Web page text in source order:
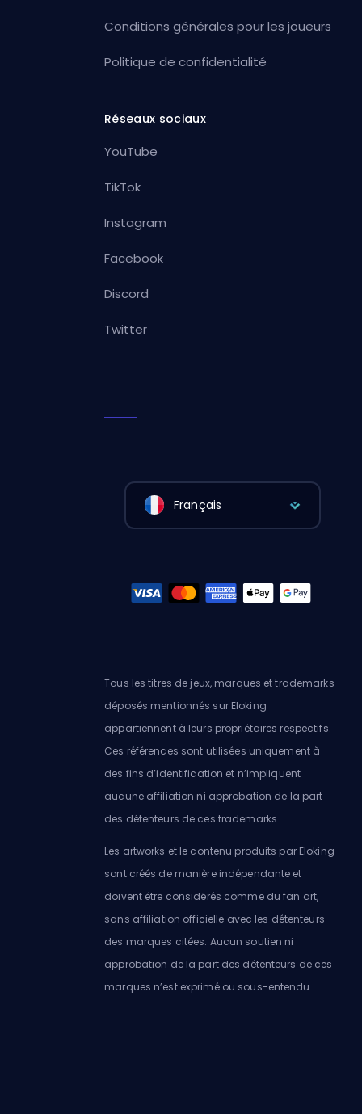
Conditions générales pour les joueurs
Politique de confidentialité
Réseaux sociaux
YouTube
TikTok
Instagram
Facebook
Discord
Twitter
Français
Tous les titres de jeux, marques et trademarks
déposés mentionnés sur Eloking
appartiennent à leurs propriétaires respectifs.
Ces références sont utilisées uniquement à
des fins d’identification et n’impliquent
aucune affiliation ni approbation de la part
des détenteurs de ces trademarks.
Les artworks et le contenu produits par Eloking
sont créés de manière indépendante et
doivent être considérés comme du fan art,
sans affiliation officielle avec les détenteurs
des marques citées. Aucun soutien ni
approbation de la part des détenteurs de ces
marques n’est exprimé ou sous-entendu.